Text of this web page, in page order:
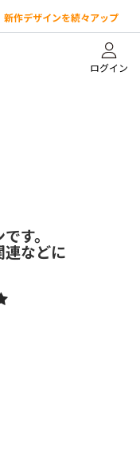
新作デザインを続々アップ
ログイン
す。
連などに